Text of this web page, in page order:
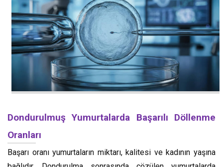
Dondurulmuş Yumurtalarda Başarılı Döllenme
Oranları
Başarı oranı yumurtaların miktarı, kalitesi ve kadının yaşına